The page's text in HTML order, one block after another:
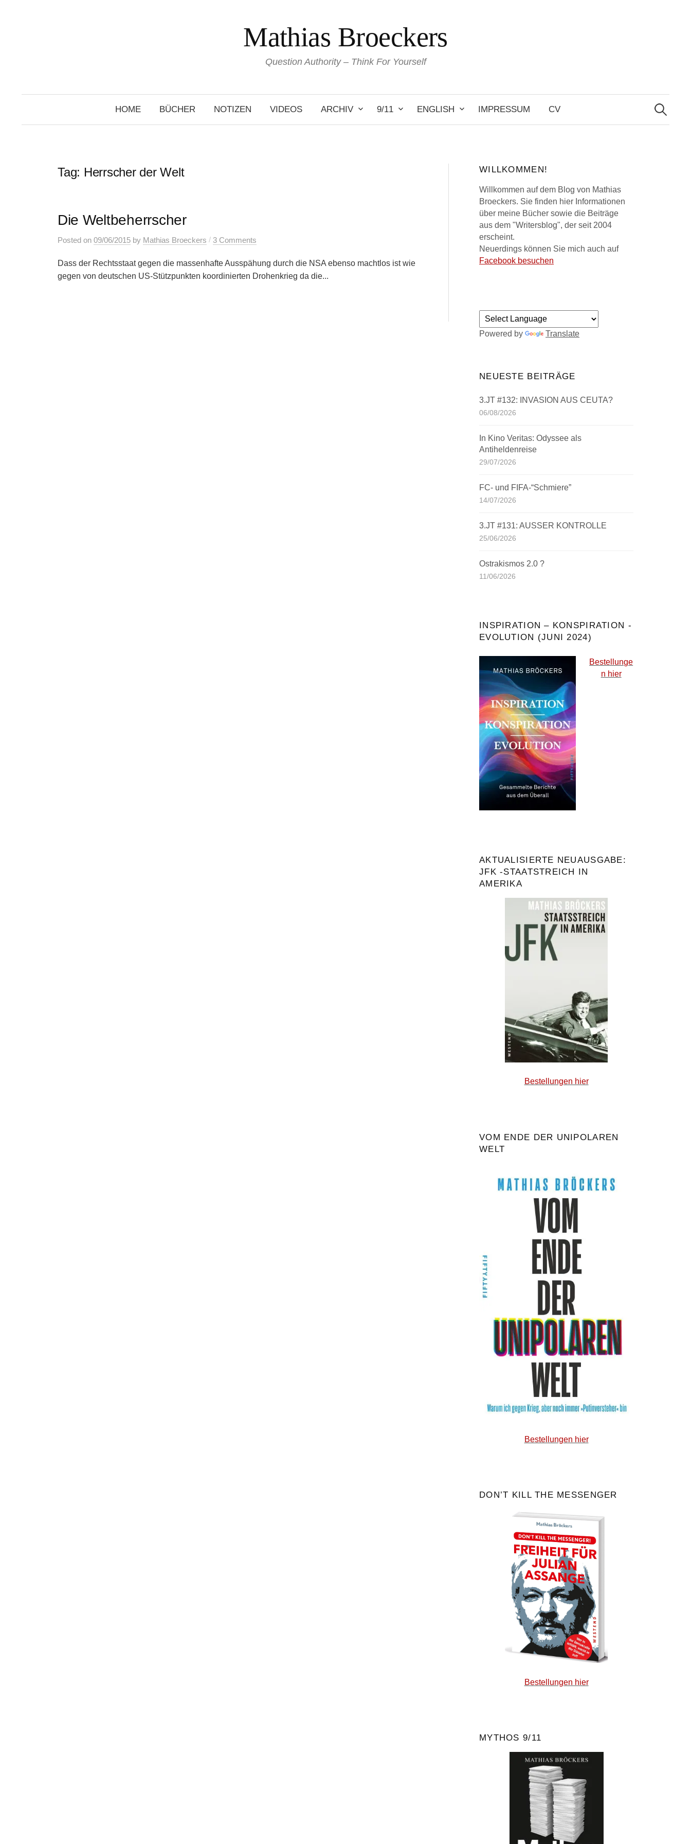
Mathias Broeckers
Question Authority – Think For Yourself
HOME BÜCHER NOTIZEN VIDEOS ARCHIV 9/11 ENGLISH IMPRESSUM CV
Search
for:
Tag: Herrscher der Welt
Die Weltbeherrscher
Posted on 09/06/2015 by Mathias Broeckers / 3 Comments
Dass der Rechtsstaat gegen die massenhafte Ausspähung durch die NSA ebenso machtlos ist wie
gegen von deutschen US-Stützpunkten koordinierten Drohenkrieg da die...
WILLKOMMEN!
Willkommen auf dem Blog von Mathias
Broeckers. Sie finden hier Informationen
über meine Bücher sowie die Beiträge
aus dem "Writersblog", der seit 2004
erscheint.
Neuerdings können Sie mich auch auf
Facebook besuchen
Powered by Translate
NEUESTE BEITRÄGE
3.JT #132: INVASION AUS CEUTA?
06/08/2026
In Kino Veritas: Odyssee als
Antiheldenreise
29/07/2026
FC- und FIFA-“Schmiere”
14/07/2026
3.JT #131: AUSSER KONTROLLE
25/06/2026
Ostrakismos 2.0 ?
11/06/2026
INSPIRATION – KONSPIRATION -
EVOLUTION (JUNI 2024)
Bestellunge
n hier
AKTUALISIERTE NEUAUSGABE:
JFK -STAATSTREICH IN
AMERIKA
Bestellungen hier
VOM ENDE DER UNIPOLAREN
WELT
Bestellungen hier
DON’T KILL THE MESSENGER
Bestellungen hier
MYTHOS 9/11